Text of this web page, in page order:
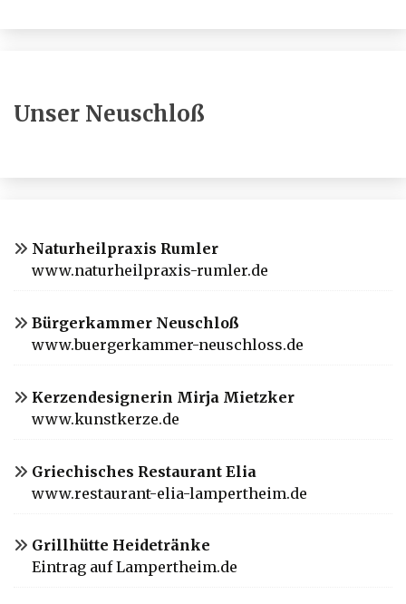
Unser Neuschloß
Naturheilpraxis Rumler
www.naturheilpraxis-rumler.de
Bürgerkammer Neuschloß
www.buergerkammer-neuschloss.de
Kerzendesignerin Mirja Mietzker
www.kunstkerze.de
Griechisches Restaurant Elia
www.restaurant-elia-lampertheim.de
Grillhütte Heidetränke
Eintrag auf Lampertheim.de